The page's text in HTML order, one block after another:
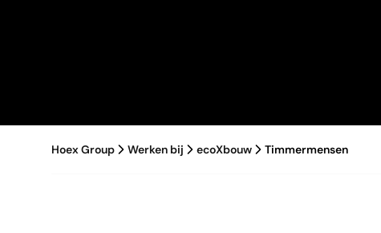
Hoex Group Werken bij ecoXbouw Timmermensen